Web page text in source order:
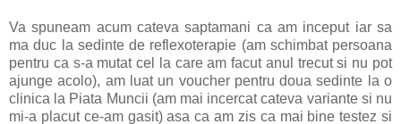
Va spuneam acum cateva saptamani ca am inceput iar sa
ma duc la sedinte de reflexoterapie (am schimbat persoana
pentru ca s-a mutat cel la care am facut anul trecut si nu pot
ajunge acolo), am luat un voucher pentru doua sedinte la o
clinica la Piata Muncii (am mai incercat cateva variante si nu
mi-a placut ce-am gasit) asa ca am zis ca mai bine testez si